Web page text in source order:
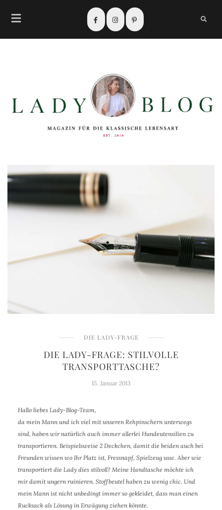
DIE LADY-FRAGE
DIE LADY-FRAGE: STILVOLLE
TRANSPORTTASCHE?
15. Januar 2013
Hallo liebes Lady-Blog-Team,
da mein Mann und ich viel mit unseren Rehpinschern unterwegs
sind, haben wir natürlich auch immer allerlei Hundeutensilien zu
transportieren. Beispielsweise 2 Deckchen, damit die beiden auch bei
Freunden wissen wo Ihr Platz ist, Fressnapf, Spielzeug usw. Aber wie
transportiert die Lady dies stilvoll? Meine Handtasche möchte ich
mir damit ungern ruinieren. Stoffbeutel haben zu wenig chic. Und
mein Mann ist nicht unbedingt immer so gekleidet, dass man einen
Rucksack als Lösung in Erwägung ziehen könnte.